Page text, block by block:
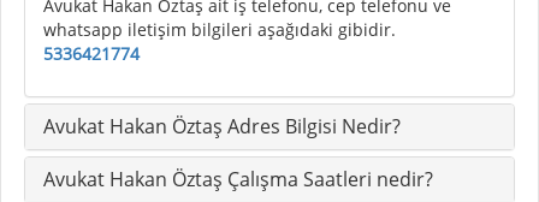
Avukat Hakan Öztaş ait iş telefonu, cep telefonu ve
whatsapp iletişim bilgileri aşağıdaki gibidir.
5336421774
Avukat Hakan Öztaş Adres Bilgisi Nedir?
Avukat Hakan Öztaş Çalışma Saatleri nedir?